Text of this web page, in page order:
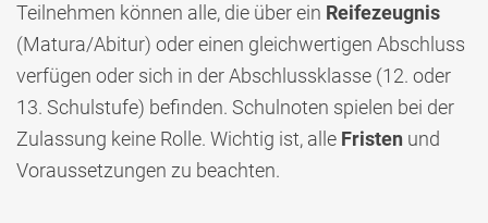
Teilnehmen können alle, die über ein Reifezeugnis
(Matura/Abitur) oder einen gleichwertigen Abschluss
verfügen oder sich in der Abschlussklasse (12. oder
13. Schulstufe) befinden. Schulnoten spielen bei der
Zulassung keine Rolle. Wichtig ist, alle Fristen und
Voraussetzungen zu beachten.